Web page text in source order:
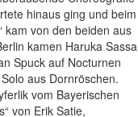
hinaus ging und beim
kam von den beiden aus
kamen Haruka Sassa
Spuck auf Nocturnen
aus Dornröschen.
vom Bayerischen
von Erik Satie,